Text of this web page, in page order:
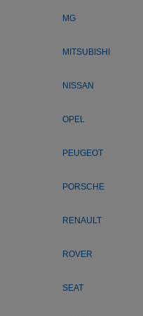
MG
MITSUBISHI
NISSAN
OPEL
PEUGEOT
PORSCHE
RENAULT
ROVER
SEAT